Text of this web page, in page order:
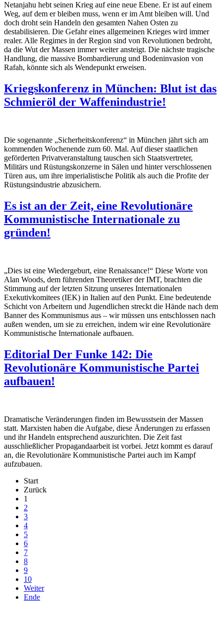
Netanjahu hebt seinen Krieg auf eine neue Ebene. Er ist auf einem
Weg, auf dem er bleiben muss, wenn er im Amt bleiben will. Und
doch droht sein Handeln den gesamten Nahen Osten zu
destabilisieren. Die Gefahr eines allgemeinen Krieges wird immer
realer. Alle Regimes in der Region sind von Revolutionen bedroht,
da die Wut der Massen immer weiter ansteigt. Die nächste tragische
Handlung, die massive Bombardierung und Bodeninvasion von
Rafah, könnte sich als Wendepunkt erweisen.
Kriegskonferenz in München: Blut ist das
Schmieröl der Waffenindustrie!
Die sogenannte „Sicherheitskonferenz“ in München jährt sich am
kommenden Wochenende zum 60. Mal. Auf dieser staatlichen
geförderten Privatveranstaltung tauschen sich Staatsvertreter,
Militärs und Rüstungskonzerne in Sälen und hinter verschlossenen
Türen aus, um ihre imperialistische Politik als auch die Profite der
Rüstungsindustrie abzusichern.
Es ist an der Zeit, eine Revolutionäre
Kommunistische Internationale zu
gründen!
„Dies ist eine Wiedergeburt, eine Renaissance!“ Diese Worte von
Alan Woods, dem führenden Theoretiker der IMT, brachten die
Stimmung auf der letzten Sitzung unseres Internationalen
Exekutivkomitees (IEK) in Italien auf den Punkt. Eine bedeutende
Schicht von Arbeitern und Jugendlichen streckt die Hände nach dem
Banner des Kommunismus aus – wir müssen uns entschlossen nach
außen wenden, um sie zu erreichen, indem wir eine Revolutionäre
Kommunistische Internationale aufbauen.
Editorial Der Funke 142: Die
Revolutionäre Kommunistische Partei
aufbauen!
Dramatische Veränderungen finden im Bewusstsein der Massen
statt. Marxisten haben die Aufgabe, diese Änderungen zu erfassen
und ihr Handeln entsprechend auszurichten. Die Zeit fast
ausschließlicher Propagandaarbeit ist vorbei. Jetzt kommt es darauf
an, die Revolutionäre Kommunistische Partei auch im Kampf
aufzubauen.
Start
Zurück
1
2
3
4
5
6
7
8
9
10
Weiter
Ende